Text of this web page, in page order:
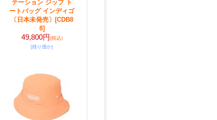
テーション ジップ ト
ートバッグ インディゴ
〔日本未発売〕 [CDB8
8]
49,800円(税込)
[残り僅か]